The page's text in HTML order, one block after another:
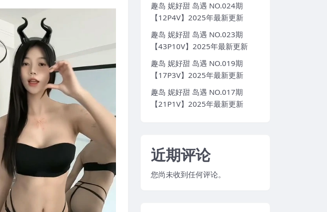
趣岛 妮好甜 岛遇 NO.024期
【12P4V】2025年最新更新
趣岛 妮好甜 岛遇 NO.023期
【43P10V】2025年最新更新
趣岛 妮好甜 岛遇 NO.019期
【17P3V】2025年最新更新
趣岛 妮好甜 岛遇 NO.017期
【21P1V】2025年最新更新
近期评论
您尚未收到任何评论。